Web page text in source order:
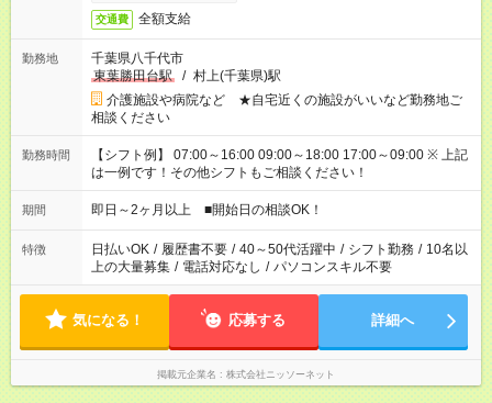
交通費 全額支給
勤務地
千葉県八千代市
東葉勝田台駅
/ 村上(千葉県)駅
介護施設や病院など ★自宅近くの施設がいいなど勤務地ご
相談ください
勤務時間
【シフト例】 07:00～16:00 09:00～18:00 17:00～09:00 ※ 上記
は一例です！その他シフトもご相談ください！
期間 即日～2ヶ月以上 ■開始日の相談OK！
特徴 日払いOK / 履歴書不要 / 40～50代活躍中 / シフト勤務 / 10名以
上の大量募集 / 電話対応なし / パソコンスキル不要
気になる！ 応募する 詳細へ
掲載元企業名 株式会社ニッソーネット